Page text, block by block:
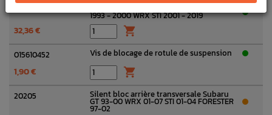
20206 1993 - 2000 WRX STI 2001 - 2019
32,36 € 
015610452 Vis de blocage de rotule de suspension
1,90 € 
20205 Silent bloc arrière transversale Subaru
GT 93-00 WRX 01-07 STI 01-04 FORESTER
97-02